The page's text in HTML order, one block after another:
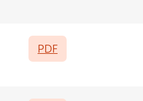
PDF